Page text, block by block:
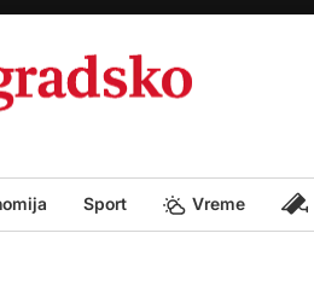
Sport Vreme